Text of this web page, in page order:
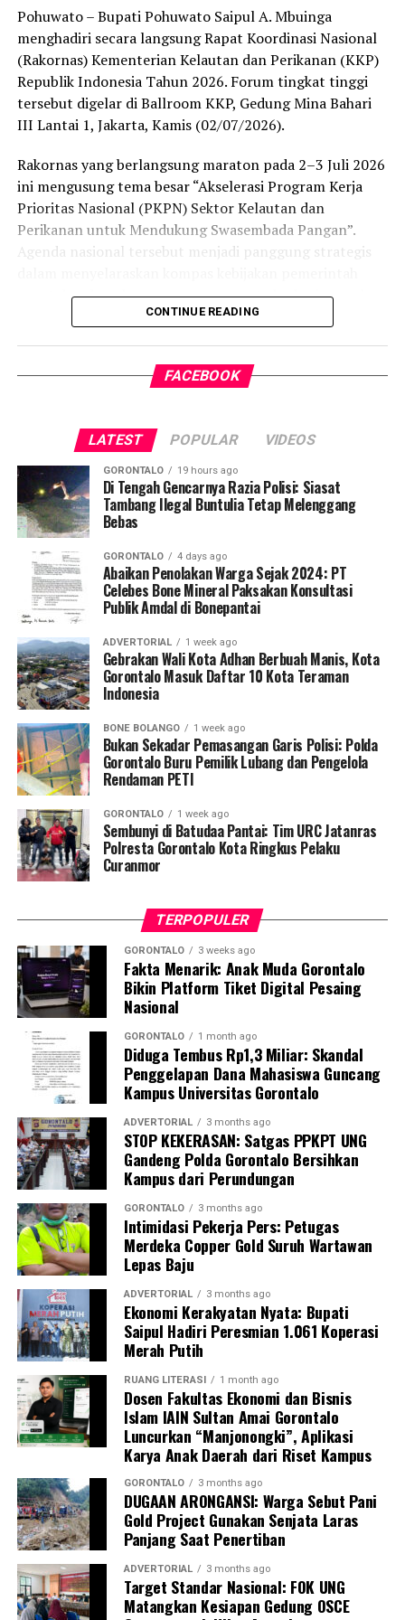
sesuai ketentuan yang berlaku. Komitmen kami jelas,
penegakan hukum terhadap PETI dilakukan secara
berkelanjutan,” tegas IPTU Renly.
Saat ini seluruh barang bukti beserta kedua terduga
pelaku telah digelandang ke Mapolres Pohuwato guna
masih melengkapi administrasi penyidikan (mindik) dan
menginterogasi sejumlah saksi untuk membongkar
jaringan penambangan ilegal tersebut secara
menyeluruh.
melaporkan aktivitas ilegal ini. Partisipasi aktif
masyarakat sangat krusial dalam menjaga kondusivitas
keamanan serta kelestarian ekosistem lingkungan di
Kabupaten Pohuwato,” tambah IPTU Renly.
masyarakat agar tidak tergiur terlibat dalam aktivitas
pertambangan ilegal dan segera melapor ke pihak
berwajib apabila menemukan indikasi kegiatan PETI di
wilayahnya.
Pohuwato – Bupati Pohuwato Saipul A. Mbuinga
menghadiri secara langsung Rapat Koordinasi Nasional
(Rakornas) Kementerian Kelautan dan Perikanan (KKP)
Republik Indonesia Tahun 2026. Forum tingkat tinggi
tersebut digelar di Ballroom KKP, Gedung Mina Bahari
III Lantai 1, Jakarta, Kamis (02/07/2026).
Rakornas yang berlangsung maraton pada 2–3 Juli 2026
ini mengusung tema besar “Akselerasi Program Kerja
Prioritas Nasional (PKPN) Sektor Kelautan dan
Perikanan untuk Mendukung Swasembada Pangan”.
Agenda nasional tersebut menjadi panggung strategis
pusat dan daerah guna mempercepat eksekusi proyek
strategis di sektor bahari.
otentik komitmen Pemerintah Kabupaten Pohuwato
melimpah sektor maritim sebagai mesin pertumbuhan
ekonomi daerah sekaligus mendongkrak taraf hidup
masyarakat pesisir dan nelayan tradisional di Bumi
Panua.
Dalam forum nasional tersebut, KKP memaparkan cetak
biru program prioritas Tahun Anggaran 2026. Beberapa
program makro yang disoroti antara lain pembangunan
Kampung Nelayan Merah Putih, revitalisasi tambak di
wilayah Pantai Utara Jawa, akselerasi kawasan budidaya
udang terintegrasi (integrated shrimp farming),
pengembangan budidaya tematik, percepatan
swasembada garam, hingga modernisasi armada kapal
perikanan tangkap nasional.
Sederet program kerja tersebut disokong penuh oleh
suntikan alokasi anggaran pemerintah pusat. Langkah
stimulan ini merupakan bagian dari manuver negara
dalam mempercepat transformasi sektor kelautan agar
mampu memberikan kontribusi masif terhadap
ketahanan pangan nasional, khususnya mewujudkan
Bagi Kabupaten Pohuwato, perhelatan akbar ini menjadi
momentum krusial untuk melobi dan memperjuangkan
program strategis pusat agar mengalir ke daerah.
Berbekal bentang laut yang luas, garis pantai yang
panjang, serta kekayaan hayati yang melimpah,
Pohuwato dinilai memiliki daya tawar tinggi untuk
bertransformasi menjadi salah satu sentra perikanan
utama di kawasan Indonesia Timur.
Bupati Saipul A. Mbuinga menegaskan bahwa Rakornas
KKP bertindak sebagai wadah krusial dalam
menyamakan persepsi dan arah kebijakan pembangunan
maritim dari hulu ke hilir.
“Melalui koordinasi intensif di Rakornas ini, kami
berharap jalinan sinergi vertikal antara pusat dan
daerah semakin solid, sehingga program strategis
nasional bisa mendarat dan memberikan impak nyata di
daerah. Pohuwato memiliki modalitas potensi kelautan
yang sangat besar. Kami menyatakan kesiapan penuh
menyukseskan swasembada pangan nasional, khususnya
swasembada protein, lewat tata kelola perikanan yang
berkelanjutan,” urai Saipul A. Mbuinga.
Bupati menambahkan, hasil rumusan dari Rakornas KKP
ini akan dijadikan acuan rigid dalam menyusun
rancangan program kerja dan penganggaran APBD
Tahun 2027. Tujuannya agar akselerasi pembangunan
sektor kelautan dan perikanan di Pohuwato berjalan
lebih efektif, presisi, tepat sasaran, serta berdaya
dampak pada penguatan ekonomi daerah.
CONTINUE READING
FACEBOOK
LATEST POPULAR VIDEOS
GORONTALO 19 hours ago
Di Tengah Gencarnya Razia Polisi: Siasat
Tambang Ilegal Buntulia Tetap Melenggang
Bebas
GORONTALO 4 days ago
Abaikan Penolakan Warga Sejak 2024: PT
Celebes Bone Mineral Paksakan Konsultasi
Publik Amdal di Bonepantai
ADVERTORIAL 1 week ago
Gebrakan Wali Kota Adhan Berbuah Manis, Kota
Gorontalo Masuk Daftar 10 Kota Teraman
Indonesia
BONE BOLANGO 1 week ago
Bukan Sekadar Pemasangan Garis Polisi: Polda
Gorontalo Buru Pemilik Lubang dan Pengelola
Rendaman PETI
GORONTALO 1 week ago
Sembunyi di Batudaa Pantai: Tim URC Jatanras
Polresta Gorontalo Kota Ringkus Pelaku
Curanmor
TERPOPULER
GORONTALO 3 weeks ago
Fakta Menarik: Anak Muda Gorontalo
Bikin Platform Tiket Digital Pesaing
Nasional
GORONTALO 1 month ago
Diduga Tembus Rp1,3 Miliar: Skandal
Penggelapan Dana Mahasiswa Guncang
Kampus Universitas Gorontalo
ADVERTORIAL 3 months ago
STOP KEKERASAN: Satgas PPKPT UNG
Gandeng Polda Gorontalo Bersihkan
Kampus dari Perundungan
GORONTALO 3 months ago
Intimidasi Pekerja Pers: Petugas
Merdeka Copper Gold Suruh Wartawan
Lepas Baju
ADVERTORIAL 3 months ago
Ekonomi Kerakyatan Nyata: Bupati
Saipul Hadiri Peresmian 1.061 Koperasi
Merah Putih
RUANG LITERASI 1 month ago
Dosen Fakultas Ekonomi dan Bisnis
Islam IAIN Sultan Amai Gorontalo
Luncurkan “Manjonongki”, Aplikasi
Karya Anak Daerah dari Riset Kampus
GORONTALO 3 months ago
DUGAAN ARONGANSI: Warga Sebut Pani
Gold Project Gunakan Senjata Laras
Panjang Saat Penertiban
ADVERTORIAL 3 months ago
Target Standar Nasional: FOK UNG
Matangkan Kesiapan Gedung OSCE